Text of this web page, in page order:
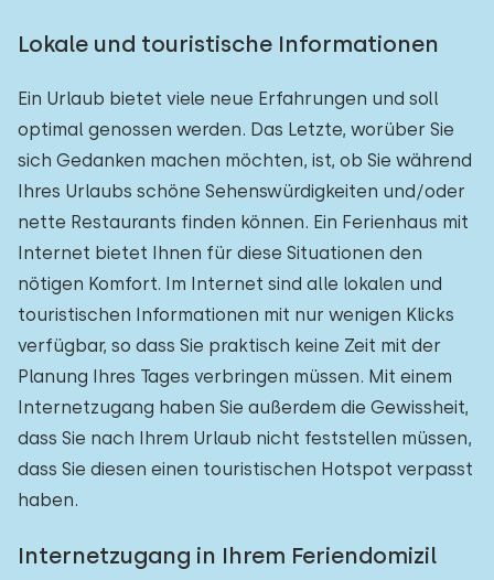
Lokale und touristische Informationen
Ein Urlaub bietet viele neue Erfahrungen und soll
optimal genossen werden. Das Letzte, worüber Sie
sich Gedanken machen möchten, ist, ob Sie während
Ihres Urlaubs schöne Sehenswürdigkeiten und/oder
nette Restaurants finden können. Ein Ferienhaus mit
Internet bietet Ihnen für diese Situationen den
nötigen Komfort. Im Internet sind alle lokalen und
touristischen Informationen mit nur wenigen Klicks
verfügbar, so dass Sie praktisch keine Zeit mit der
Planung Ihres Tages verbringen müssen. Mit einem
Internetzugang haben Sie außerdem die Gewissheit,
dass Sie nach Ihrem Urlaub nicht feststellen müssen,
dass Sie diesen einen touristischen Hotspot verpasst
haben.
Internetzugang in Ihrem Feriendomizil